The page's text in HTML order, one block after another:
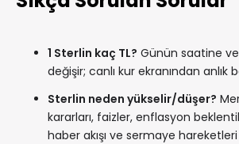
1 Sterlin kaç TL? Günün saatine
değişir; canlı kur ekranından anlık
Sterlin neden yükselir/düşer?
kararları, faizler, enflasyon
haber akışı ve sermaye